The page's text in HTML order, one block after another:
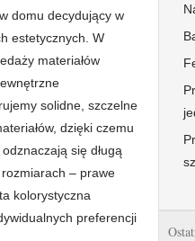
domu decydujący w
estetycznych. W
materiałów
solidne, szczelne
dzięki czemu
się długą
– prawe
kolorystyczna
preferencji